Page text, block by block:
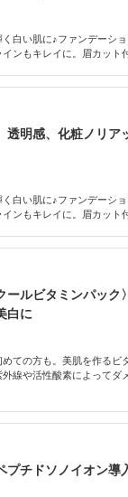
白い肌に♪ファンデーシ
ンもキレイに。眉カット
透明感、化粧ノリア
白い肌に♪ファンデーシ
ンもキレイに。眉カット
ールビタミンパック
白に
ての方も。美肌を作るビ
線や活性酸素によってダ
プチドソノイオン導